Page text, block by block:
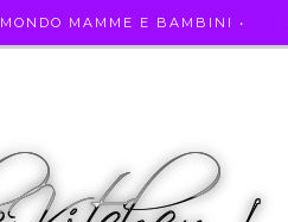
MONDO MAMME E BAMBINI •